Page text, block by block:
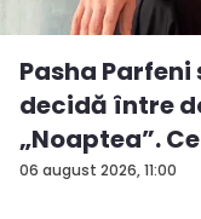
06 august 2026, 11:00
Pasha
decidă între
„Noaptea”.